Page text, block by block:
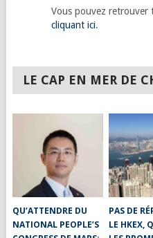
Vous pouvez retrouver
cliquant ici.
LE CAP EN MER DE
QU’ATTENDRE DU
NATIONAL PEOPLE’S
PAS DE
LE HKEX,